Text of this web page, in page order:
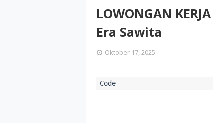
LOWONGAN
Era Sawita
Oktober 17, 2025